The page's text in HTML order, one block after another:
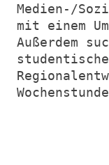
Medien-/
mit einem
Außerdem